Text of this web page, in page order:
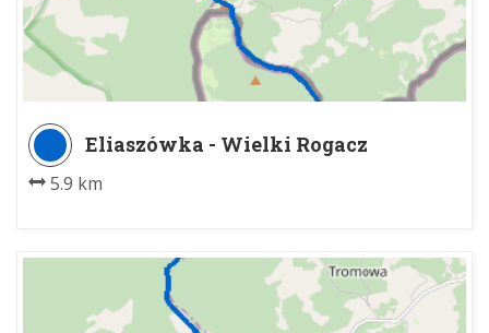
Eliaszówka - Wielki Rogacz
5.9 km